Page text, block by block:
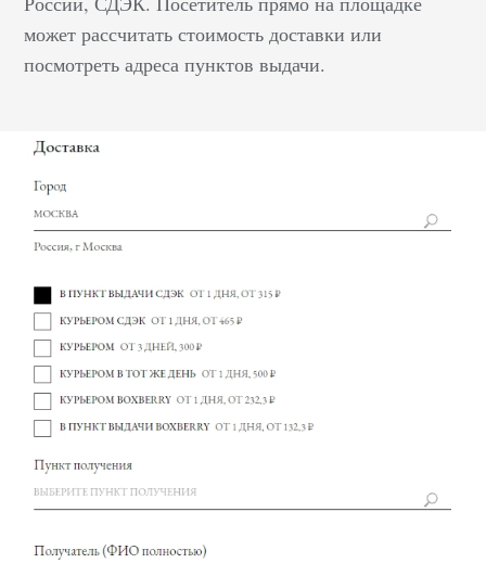
посетителей сайта:они
смогут оперативнее
выбрать нужный
может рассчитать стоимость доставки или
посмотреть адреса пунктов выдачи.